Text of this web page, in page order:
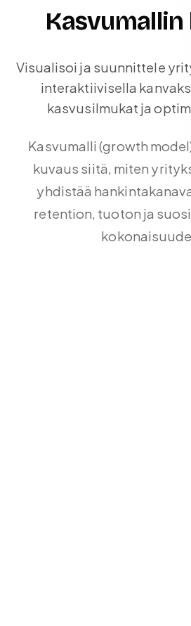
Kasvumallin
Visualisoi ja suunnittele
interaktiivisella
kasvusilmukat ja
Kasvumalli (growth
kuvaus siitä, miten
yhdistää
retention, tuoton ja